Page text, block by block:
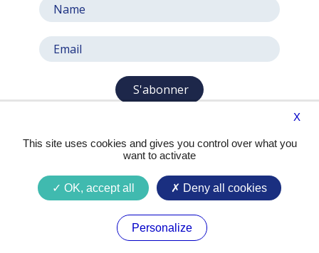
S'abonner
Contact Mentions légales
X
This site uses cookies and gives you control over what you
want to activate
OK, accept all Deny all cookies
Personalize